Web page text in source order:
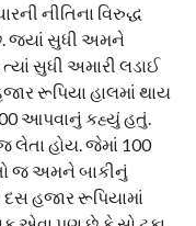
નીતિના વિરુદ્ધ
જ્યાં સુધી અમને
સુધી અમારી લડાઈ
રૂપિયા હાલમાં થાય
આપવાનું કહ્યું હતું.
લેતા હોય. જેમાં 100
જ અમને બાકીનું
હજાર રૂપિયામાં